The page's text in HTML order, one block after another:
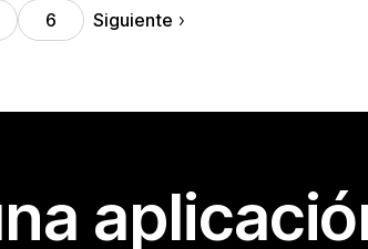
6 Siguiente